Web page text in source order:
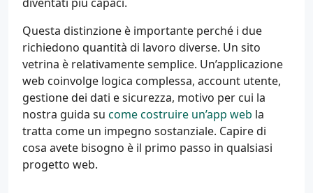
Questa distinzione è importante perché i due
richiedono quantità di lavoro diverse. Un sito
vetrina è relativamente semplice. Un’applicazione
web coinvolge logica complessa, account utente,
gestione dei dati e sicurezza, motivo per cui la
nostra guida su come costruire un’app web la
tratta come un impegno sostanziale. Capire di
cosa avete bisogno è il primo passo in qualsiasi
progetto web.